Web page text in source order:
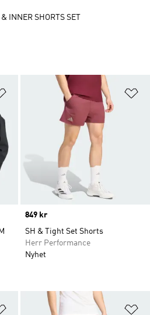
Lägg till på önskelistan
Price
849 kr
SH & Tight Set Shorts
Herr Performance
Nyhet
Lägg till på önskelistan
INNER SHORTS SET